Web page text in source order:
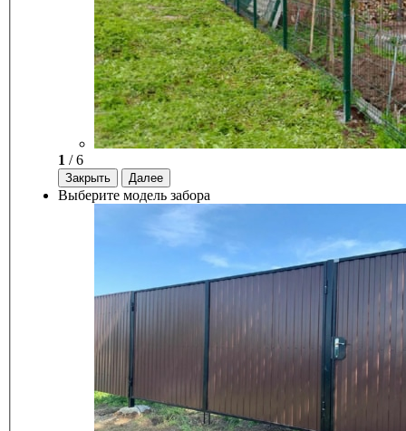
1 / 6
Закрыть Далее
Выберите модель забора